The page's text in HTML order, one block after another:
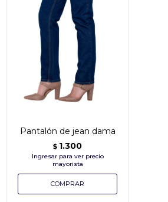
Pantalón de jean dama
$ 1.300